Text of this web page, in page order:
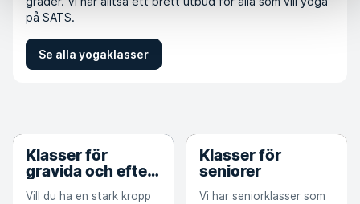
på SATS.
Se alla yogaklasser
Klasser för
gravida och efter
förlossning
Vill du ha en stark kropp
Klasser för
seniorer
Vi har seniorklasser som